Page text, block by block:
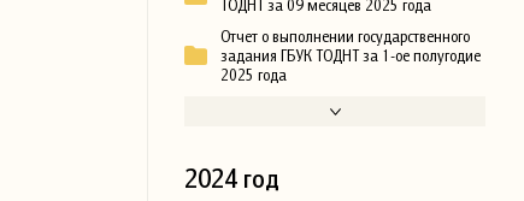
ТОДНТ за 09 месяцев 2025 года
Отчет о выполнении государственного
задания ГБУК ТОДНТ за 1-ое полугодие
2025 года
2024 год